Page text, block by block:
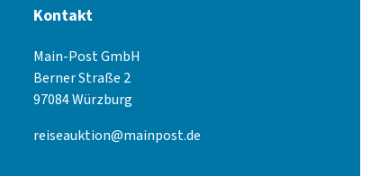
Kontakt
Main-Post GmbH
Berner Straße 2
97084 Würzburg
reiseauktion@mainpost.de